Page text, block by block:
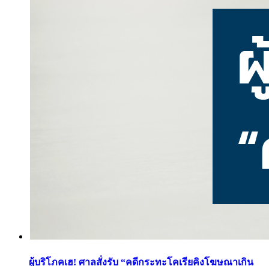
ผู้บริโภคเฮ! ศาลสั่งรับ “คดีกระทะโคเรียคิงโฆษณาเกิน